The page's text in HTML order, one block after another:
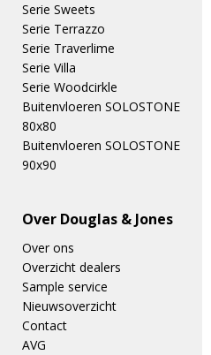
Serie Sweets
Serie Terrazzo
Serie Traverlime
Serie Villa
Serie Woodcirkle
Buitenvloeren SOLOSTONE
80x80
Buitenvloeren SOLOSTONE
90x90
Over Douglas & Jones
Over ons
Overzicht dealers
Sample service
Nieuwsoverzicht
Contact
AVG